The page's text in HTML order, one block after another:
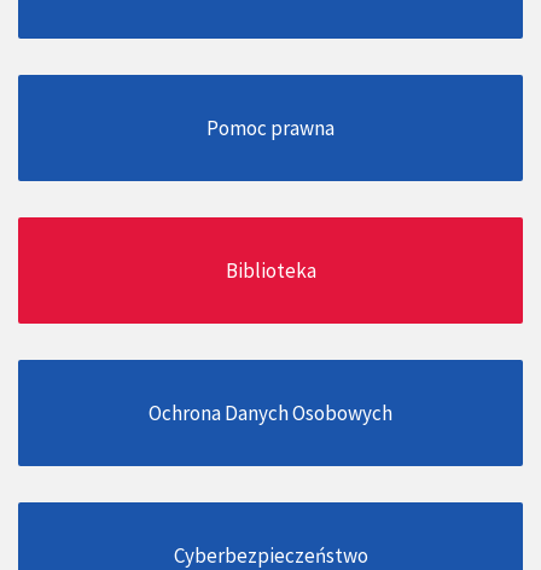
Pomoc prawna
Biblioteka
Ochrona Danych Osobowych
Cyberbezpieczeństwo